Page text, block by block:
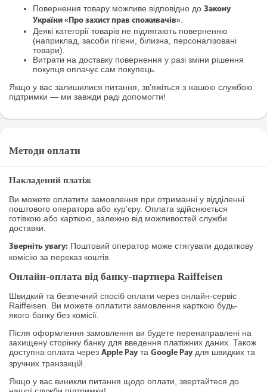
Повернення товару можливе відповідно до Закону
України «Про захист прав споживачів».
Деякі категорії товарів не підлягають поверненню
(наприклад, засоби гігієни, білизна, персоналізовані
товари).
Витрати на доставку повернення у разі зміни рішення
покупця оплачує сам покупець.
Якщо у вас залишилися питання, зв’яжіться з нашою службою
підтримки — ми завжди раді допомогти!
Методи оплати
Накладений платіж
Ви можете оплатити замовлення при отриманні у відділенні
поштового оператора або кур'єру. Оплата здійснюється
готівкою або карткою, залежно від можливостей служби
доставки.
Зверніть увагу: Поштовий оператор може стягувати додаткову
комісію за переказ коштів.
Онлайн-оплата від банку-партнера Raiffeisen
Швидкий та безпечний спосіб оплати через онлайн-сервіс
Raiffeisen. Ви можете оплатити замовлення карткою будь-
якого банку без комісії.
Після оформлення замовлення ви будете перенаправлені на
захищену сторінку банку для введення платіжних даних. Також
доступна оплата через Apple Pay та Google Pay для швидких та
зручних транзакцій.
Якщо у вас виникли питання щодо оплати, звертайтеся до